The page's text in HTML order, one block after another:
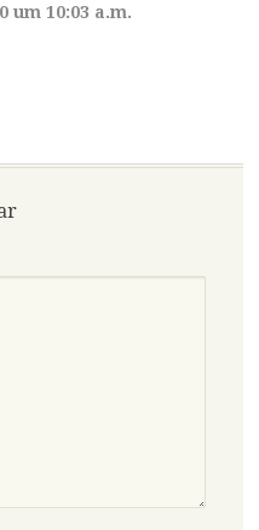
um 10:03 a.m.